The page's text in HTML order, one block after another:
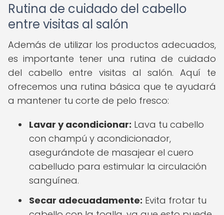
Rutina de cuidado del cabello
entre visitas al salón
Además de utilizar los productos adecuados,
es importante tener una rutina de cuidado
del cabello entre visitas al salón. Aquí te
ofrecemos una rutina básica que te ayudará
a mantener tu corte de pelo fresco:
Lavar y acondicionar: Lava tu cabello
con champú y acondicionador,
asegurándote de masajear el cuero
cabelludo para estimular la circulación
sanguínea.
Secar adecuadamente: Evita frotar tu